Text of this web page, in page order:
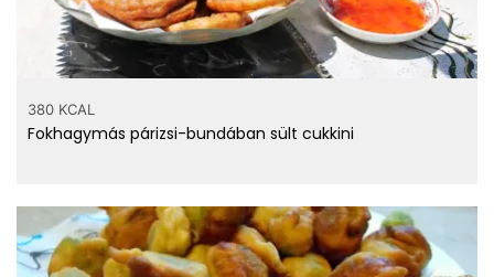
380 KCAL
Fokhagymás párizsi-bundában sült cukkini